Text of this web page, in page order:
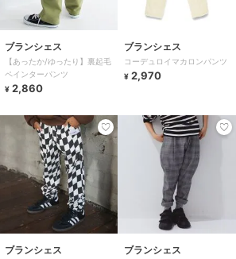
ブランシェス
【あったか/ゆったり】裏起毛
ペインターパンツ
¥ 2,860
ブランシェス
コーデュロイマカロンパンツ
¥ 2,970
ブランシェス ブランシェス